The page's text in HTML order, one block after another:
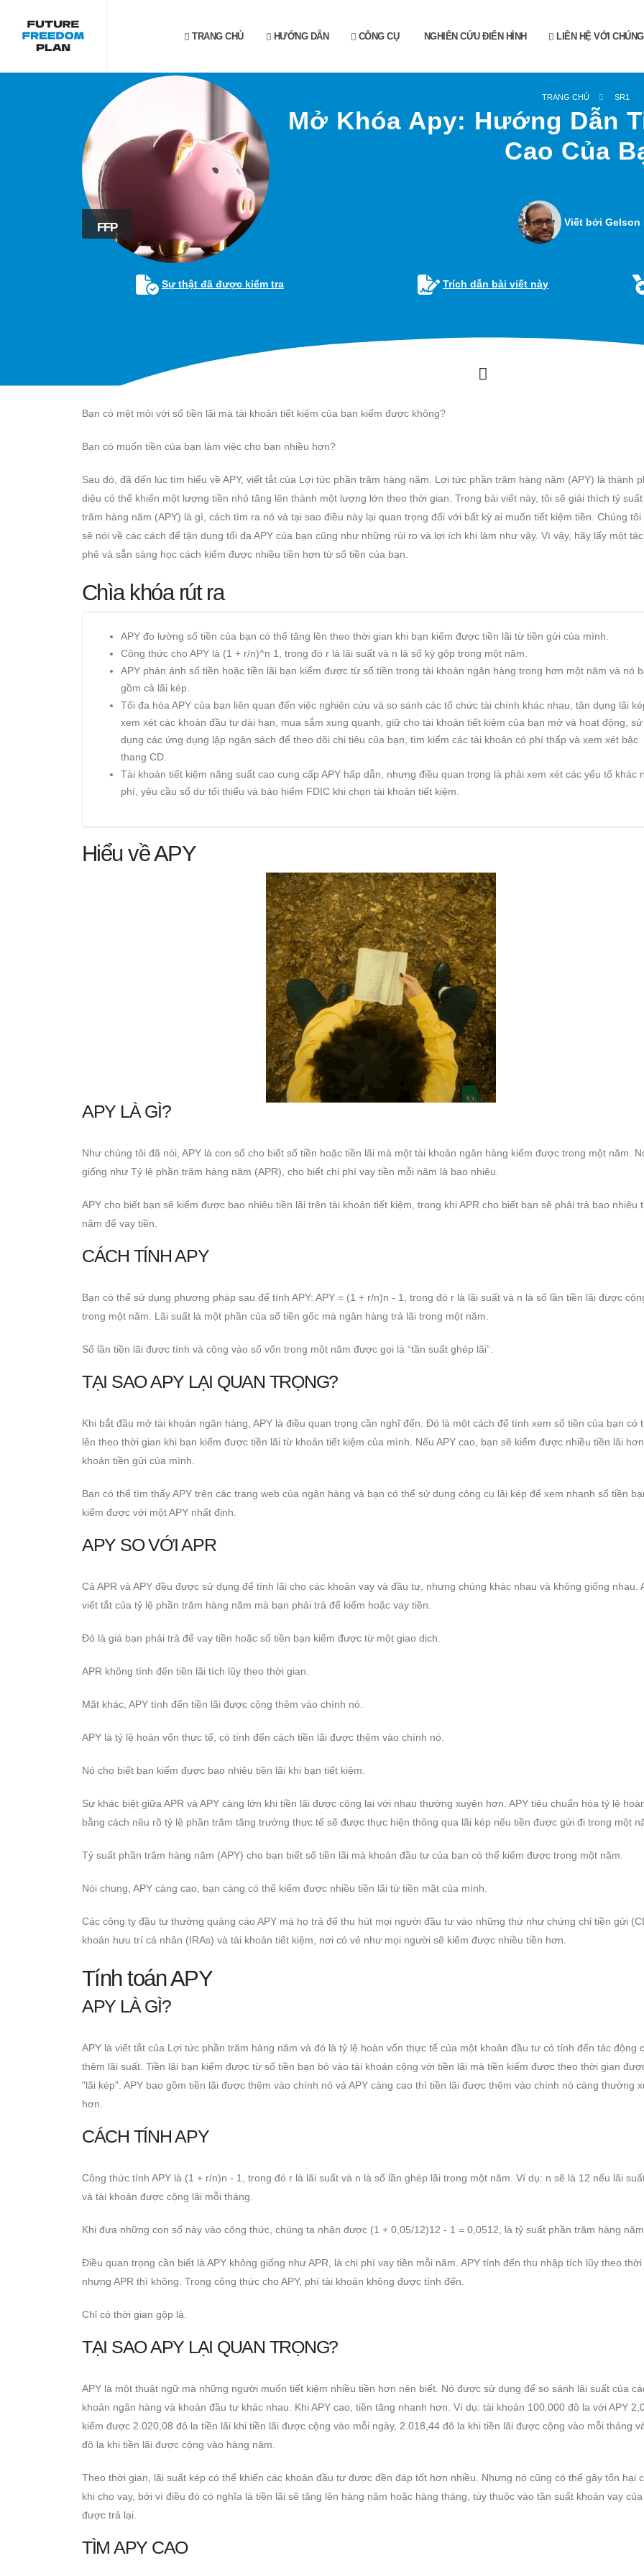
TRANG CHỦ HƯỚNG DẪN CÔNG CỤ NGHIÊN CỨU ĐIỂN HÌNH LIÊN HỆ VỚI
FFP
TRANG CHỦ SR1
Mở Khóa Apy: Hướng Dẫn
Cao Của
Viết bởi Gelson
Sự thật đã được kiểm tra Trích dẫn bài viết này
Bạn có mệt mỏi với số tiền lãi mà tài khoản tiết kiệm của bạn kiếm được không?
Bạn có muốn tiền của bạn làm việc cho bạn nhiều hơn?
Sau đó, đã đến lúc tìm hiểu về APY, viết tắt của Lợi tức phần trăm hàng năm. Lợi tức phần trăm hàng năm (APY) là thành
diệu có thể khiến một lượng tiền nhỏ tăng lên thành một lượng lớn theo thời gian. Trong bài viết này, tôi sẽ giải thích tỷ
trăm hàng năm (APY) là gì, cách tìm ra nó và tại sao điều này lại quan trọng đối với bất kỳ ai muốn tiết kiệm tiền. Chúng tôi
sẽ nói về các cách để tận dụng tối đa APY của bạn cũng như những rủi ro và lợi ích khi làm như vậy. Vì vậy, hãy lấy một
phê và sẵn sàng học cách kiếm được nhiều tiền hơn từ số tiền của bạn.
Chìa khóa rút ra
APY đo lường số tiền của bạn có thể tăng lên theo thời gian khi bạn kiếm được tiền lãi từ tiền gửi của mình.
Công thức cho APY là (1 + r/n)^n 1, trong đó r là lãi suất và n là số kỳ gộp trong một năm.
APY phản ánh số tiền hoặc tiền lãi bạn kiếm được từ số tiền trong tài khoản ngân hàng trong hơn một năm và nó
gồm cả lãi kép.
Tối đa hóa APY của bạn liên quan đến việc nghiên cứu và so sánh các tổ chức tài chính khác nhau, tận dụng lãi
xem xét các khoản đầu tư dài hạn, mua sắm xung quanh, giữ cho tài khoản tiết kiệm của bạn mở và hoạt động, sử
dụng các ứng dụng lập ngân sách để theo dõi chi tiêu của bạn, tìm kiếm các tài khoản có phí thấp và xem xét bậc
thang CD.
Tài khoản tiết kiệm năng suất cao cung cấp APY hấp dẫn, nhưng điều quan trọng là phải xem xét các yếu tố khác
phí, yêu cầu số dư tối thiểu và bảo hiểm FDIC khi chọn tài khoản tiết kiệm.
Hiểu về APY
APY LÀ GÌ?
Như chúng tôi đã nói, APY là con số cho biết số tiền hoặc tiền lãi mà một tài khoản ngân hàng kiếm được trong một năm.
giống như Tỷ lệ phần trăm hàng năm (APR), cho biết chi phí vay tiền mỗi năm là bao nhiêu.
APY cho biết bạn sẽ kiếm được bao nhiêu tiền lãi trên tài khoản tiết kiệm, trong khi APR cho biết bạn sẽ phải trả bao nhiêu
năm để vay tiền.
CÁCH TÍNH APY
Bạn có thể sử dụng phương pháp sau để tính APY: APY = (1 + r/n)n - 1, trong đó r là lãi suất và n là số lần tiền lãi được
trong một năm. Lãi suất là một phần của số tiền gốc mà ngân hàng trả lãi trong một năm.
Số lần tiền lãi được tính và cộng vào số vốn trong một năm được gọi là “tần suất ghép lãi”.
TẠI SAO APY LẠI QUAN TRỌNG?
Khi bắt đầu mở tài khoản ngân hàng, APY là điều quan trọng cần nghĩ đến. Đó là một cách để tính xem số tiền của bạn có
lên theo thời gian khi bạn kiếm được tiền lãi từ khoản tiết kiệm của mình. Nếu APY cao, bạn sẽ kiếm được nhiều tiền lãi
khoản tiền gửi của mình.
Bạn có thể tìm thấy APY trên các trang web của ngân hàng và bạn có thể sử dụng công cụ lãi kép để xem nhanh số tiền
kiếm được với một APY nhất định.
APY SO VỚI APR
Cả APR và APY đều được sử dụng để tính lãi cho các khoản vay và đầu tư, nhưng chúng khác nhau và không giống nhau.
viết tắt của tỷ lệ phần trăm hàng năm mà bạn phải trả để kiếm hoặc vay tiền.
Đó là giá bạn phải trả để vay tiền hoặc số tiền bạn kiếm được từ một giao dịch.
APR không tính đến tiền lãi tích lũy theo thời gian.
Mặt khác, APY tính đến tiền lãi được cộng thêm vào chính nó.
APY là tỷ lệ hoàn vốn thực tế, có tính đến cách tiền lãi được thêm vào chính nó.
Nó cho biết bạn kiếm được bao nhiêu tiền lãi khi bạn tiết kiệm.
Sự khác biệt giữa APR và APY càng lớn khi tiền lãi được cộng lại với nhau thường xuyên hơn. APY tiêu chuẩn hóa tỷ lệ
bằng cách nêu rõ tỷ lệ phần trăm tăng trưởng thực tế sẽ được thực hiện thông qua lãi kép nếu tiền được gửi đi trong một
Tỷ suất phần trăm hàng năm (APY) cho bạn biết số tiền lãi mà khoản đầu tư của bạn có thể kiếm được trong một năm.
Nói chung, APY càng cao, bạn càng có thể kiếm được nhiều tiền lãi từ tiền mặt của mình.
Các công ty đầu tư thường quảng cáo APY mà họ trả để thu hút mọi người đầu tư vào những thứ như chứng chỉ tiền gửi
khoản hưu trí cá nhân (IRAs) và tài khoản tiết kiệm, nơi có vẻ như mọi người sẽ kiếm được nhiều tiền hơn.
Tính toán APY
APY LÀ GÌ?
APY là viết tắt của Lợi tức phần trăm hàng năm và đó là tỷ lệ hoàn vốn thực tế của một khoản đầu tư có tính đến tác động
thêm lãi suất. Tiền lãi bạn kiếm được từ số tiền bạn bỏ vào tài khoản cộng với tiền lãi mà tiền kiếm được theo thời gian
"lãi kép". APY bao gồm tiền lãi được thêm vào chính nó và APY càng cao thì tiền lãi được thêm vào chính nó càng thường
hơn.
CÁCH TÍNH APY
Công thức tính APY là (1 + r/n)n - 1, trong đó r là lãi suất và n là số lần ghép lãi trong một năm. Ví dụ: n sẽ là 12 nếu lãi
và tài khoản được cộng lãi mỗi tháng.
Khi đưa những con số này vào công thức, chúng ta nhận được (1 + 0,05/12)12 - 1 = 0,0512, là tỷ suất phần trăm hàng năm.
Điều quan trọng cần biết là APY không giống như APR, là chi phí vay tiền mỗi năm. APY tính đến thu nhập tích lũy theo thời
nhưng APR thì không. Trong công thức cho APY, phí tài khoản không được tính đến.
Chỉ có thời gian gộp là.
TẠI SAO APY LẠI QUAN TRỌNG?
APY là một thuật ngữ mà những người muốn tiết kiệm nhiều tiền hơn nên biết. Nó được sử dụng để so sánh lãi suất của
khoản ngân hàng và khoản đầu tư khác nhau. Khi APY cao, tiền tăng nhanh hơn. Ví dụ: tài khoản 100.000 đô la với APY
kiếm được 2.020,08 đô la tiền lãi khi tiền lãi được cộng vào mỗi ngày, 2.018,44 đô la khi tiền lãi được cộng vào mỗi tháng
đô la khi tiền lãi được cộng vào hàng năm.
Theo thời gian, lãi suất kép có thể khiến các khoản đầu tư được đền đáp tốt hơn nhiều. Nhưng nó cũng có thể gây tổn hại
khi cho vay, bởi vì điều đó có nghĩa là tiền lãi sẽ tăng lên hàng năm hoặc hàng tháng, tùy thuộc vào tần suất khoản vay
được trả lại.
TÌM APY CAO